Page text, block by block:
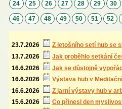
24 25 26 27 28 29 30
46 47 48 49 50 51 52
23.7.2026
Z letošního setí hub se
13.7.2026
Jak proběhlo setkání
16.6.2026
Jak se důstojně
16.6.2026
Výstava hub v
16.6.2026
Z jarní výstavy hub v
15.6.2026
Co přinesl den